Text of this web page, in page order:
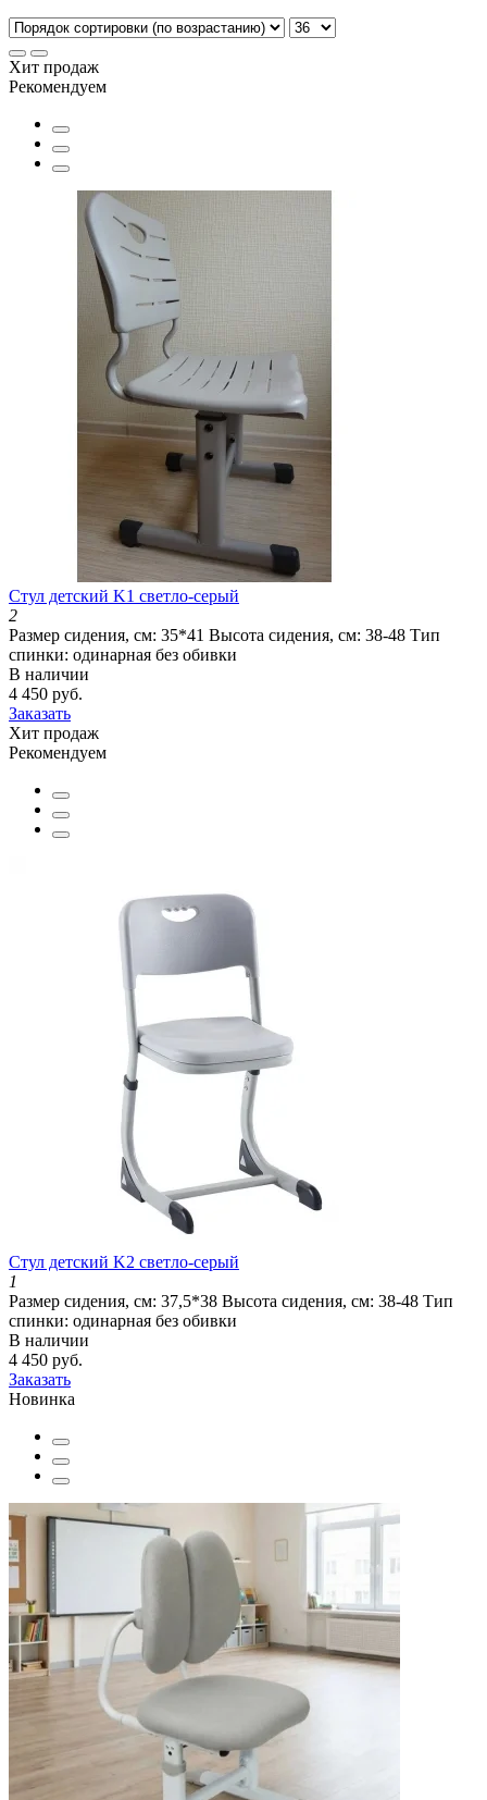
Хит продаж
Рекомендуем
Cтул детский K1 светло-серый
2
Размер сидения, см: 35*41 Высота сидения, см: 38-48 Тип
спинки: одинарная без обивки
В наличии
4 450 руб.
Заказать
Хит продаж
Рекомендуем
Cтул детский K2 светло-серый
1
Размер сидения, см: 37,5*38 Высота сидения, см: 38-48 Тип
спинки: одинарная без обивки
В наличии
4 450 руб.
Заказать
Новинка